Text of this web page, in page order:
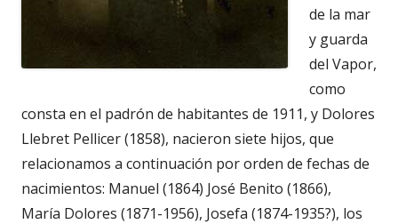
de la mar
y guarda
del Vapor,
como
consta en el padrón de habitantes de 1911, y Dolores
Llebret Pellicer (1858), nacieron siete hijos, que
relacionamos a continuación por orden de fechas de
nacimientos: Manuel (1864) José Benito (1866),
María Dolores (1871-1956), Josefa (1874-1935?), los